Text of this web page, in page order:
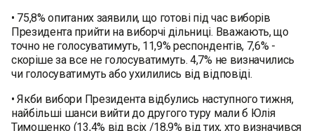
• 75,8% опитаних заявили, що готові під час виборів
Президента прийти на виборчі дільниці. Вважають, що
точно не голосуватимуть, 11,9% респондентів, 7,6% -
скоріше за все не голосуватимуть. 4,7% не визначились
чи голосуватимуть або ухилились від відповіді.
• Якби вибори Президента відбулись наступного тижня,
найбільші шанси вийти до другого туру мали б Юлія
Тимошенко (13,4% від всіх /18,9% від тих, хто визначився